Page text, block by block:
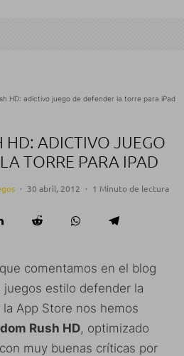
HD: adictivo juego de defender la torre para iPad
HD: ADICTIVO JUEGO
TORRE PARA IPAD
· 30 abril, 2012 · 1 Minuto de lectura
comentamos en el blog
estilo defender la
App Store nos hemos
Rush HD, optimizado
muy buenas críticas por